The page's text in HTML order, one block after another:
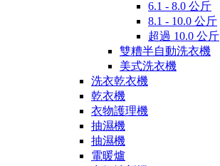
6.1 - 8.0 公斤
8.1 - 10.0 公斤
超過 10.0 公斤
雙糟半自動洗衣機
美式洗衣機
洗衣乾衣機
乾衣機
衣物護理機
抽濕機
抽濕機
電暖爐